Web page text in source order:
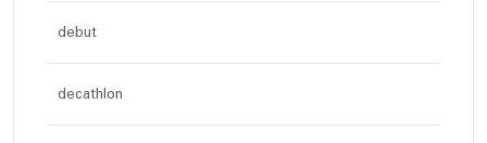
debut
decathlon